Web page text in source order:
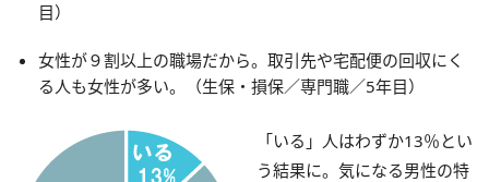
目）
女性が９割以上の職場だから。取引先や宅配便の回収にく
る人も女性が多い。（生保・損保／専門職／5年目）
「いる」人はわずか13％とい
う結果に。気になる男性の特